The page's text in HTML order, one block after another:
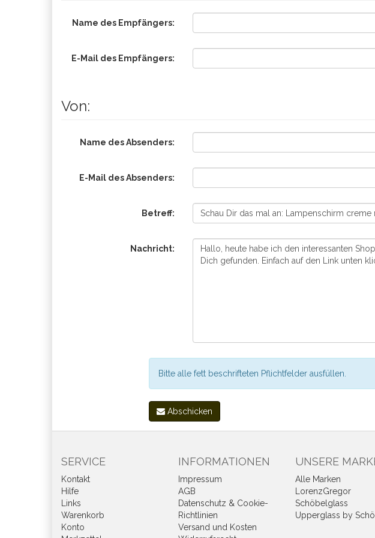
Name des Empfängers:
E-Mail des Empfängers:
Von:
Name des Absenders:
E-Mail des Absenders:
Betreff:
Nachricht:
Bitte alle fett beschrifteten Pflichtfelder ausfüllen.
Abschicken
SERVICE
Kontakt
Hilfe
Links
Warenkorb
Konto
INFORMATIONEN
Impressum
AGB
Datenschutz & Cookie-
Richtlinien
Versand und Kosten
UNSERE
Alle Marken
LorenzGregor
Schöbelglass
Upperglass by